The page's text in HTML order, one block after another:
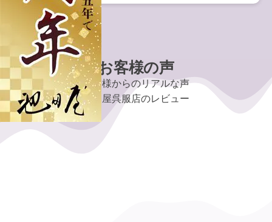
お客様の声
お客様からのリアルな声
池田屋呉服店のレビュー